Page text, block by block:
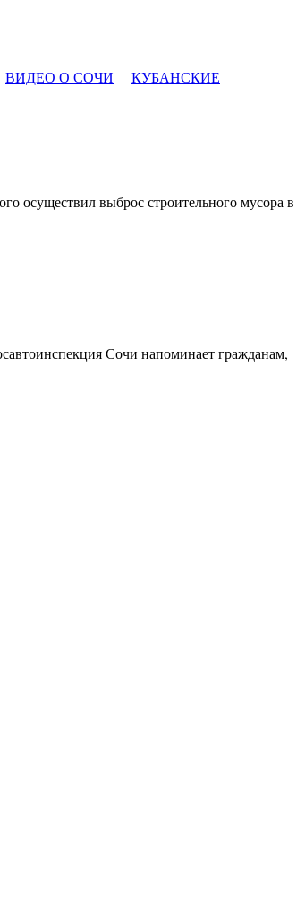
ВИДЕО О СОЧИ
КУБАНСКИЕ
осуществил выброс строительного мусора в
Сочи напоминает гражданам,